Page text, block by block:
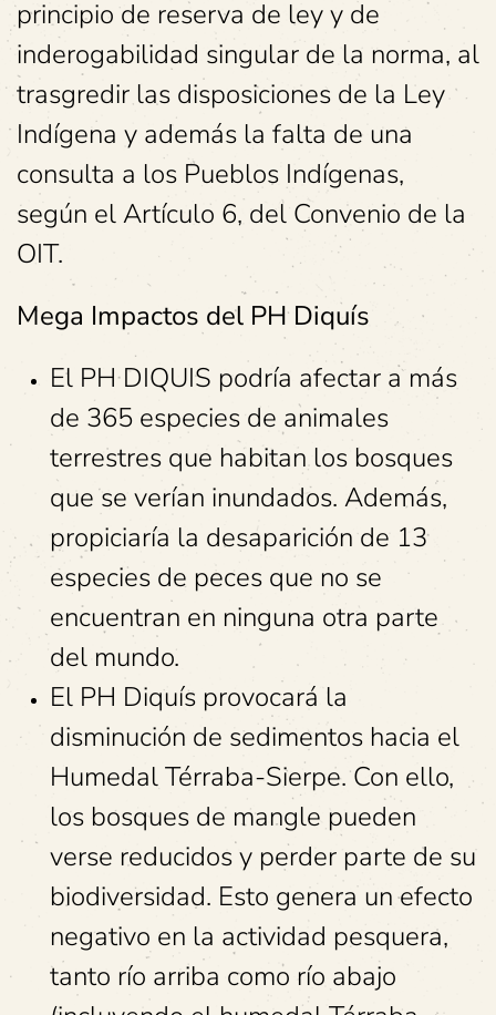
principio de reserva de ley y de
inderogabilidad singular de la norma, al
trasgredir las disposiciones de la Ley
Indígena y además la falta de una
consulta a los Pueblos Indígenas,
según el Artículo 6, del Convenio de la
OIT.
Mega Impactos del PH Diquís
El PH DIQUIS podría afectar a más
de 365 especies de animales
terrestres que habitan los bosques
que se verían inundados. Además,
propiciaría la desaparición de 13
especies de peces que no se
encuentran en ninguna otra parte
del mundo.
El PH Diquís provocará la
disminución de sedimentos hacia el
Humedal Térraba-Sierpe. Con ello,
los bosques de mangle pueden
verse reducidos y perder parte de su
biodiversidad. Esto genera un efecto
negativo en la actividad pesquera,
tanto río arriba como río abajo